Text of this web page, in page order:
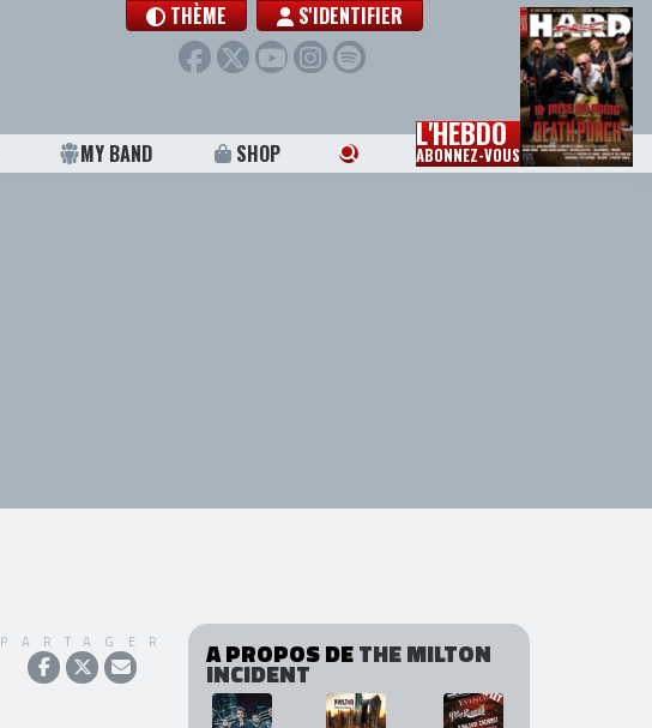
THÈME S'IDENTIFIER
MY BAND SHOP L'HEBDO
ABONNEZ-VOUS
PARTAGER A PROPOS DETHE MILTON
INCIDENT